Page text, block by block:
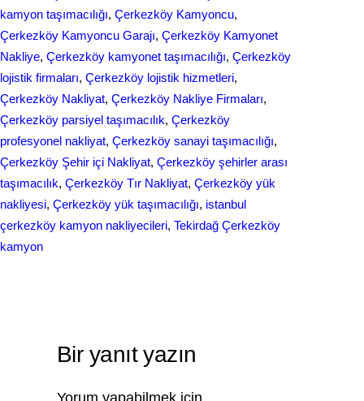
kamyon taşımacılığı, Çerkezköy Kamyoncu
Çerkezköy Kamyoncu Garajı, Çerkezköy Kamyonet
Nakliye, Çerkezköy kamyonet taşımacılığı, Çerkezköy
lojistik firmaları, Çerkezköy lojistik hizmetleri
Çerkezköy Nakliyat, Çerkezköy Nakliye Firmaları
Çerkezköy parsiyel taşımacılık, Çerkezköy
profesyonel nakliyat, Çerkezköy sanayi taşımacılığı
Çerkezköy Şehir içi Nakliyat, Çerkezköy şehirler arası
taşımacılık, Çerkezköy Tır Nakliyat, Çerkezköy yük
nakliyesi, Çerkezköy yük taşımacılığı, istanbul
çerkezköy kamyon nakliyecileri, Tekirdağ Çerkezköy
kamyon
Bir yanıt yazın
Yorum yapabilmek için